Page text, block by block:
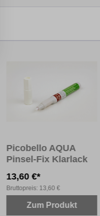
Picobello AQUA
Pinsel-Fix Klarlack
13,60 €*
Bruttopreis: 13,60 €
Zum Produkt